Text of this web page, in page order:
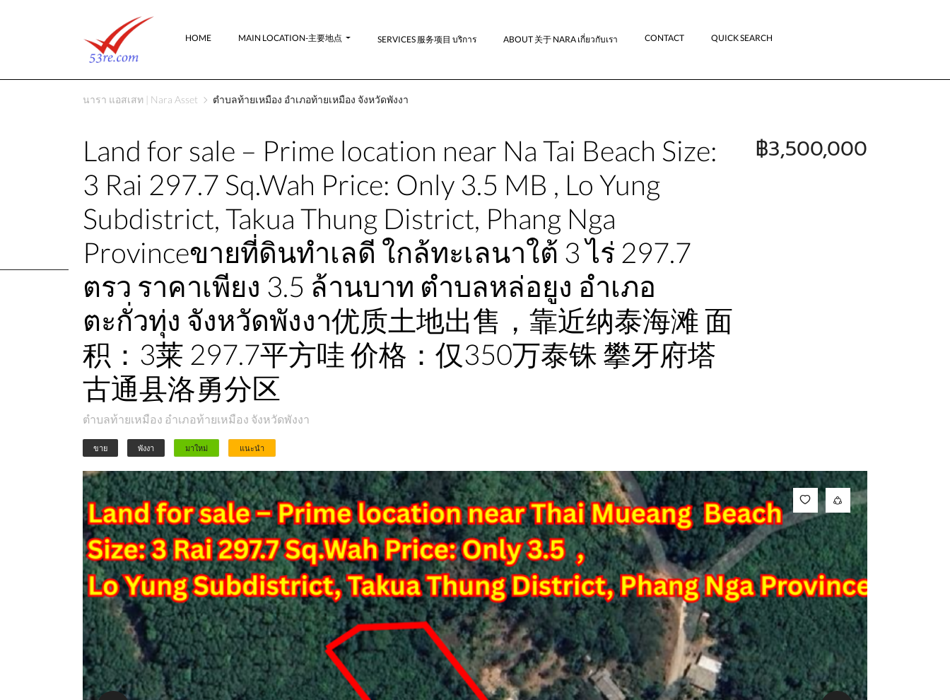
HOME MAIN LOCATION-主要地点 SERVICES 服务项目 บริการ ABOUT 关于 NARA เกี่ยวกับเรา CONTACT QUICK SEARCH
นารา แอสเสท | Nara Asset ตำบลท้ายเหมือง อำเภอท้ายเหมือง จังหวัดพังงา
Land for sale – Prime location near Na Tai Beach Size:
3 Rai 297.7 Sq.Wah Price: Only 3.5 MB , Lo Yung
Subdistrict, Takua Thung District, Phang Nga
Provinceขายที่ดินทำเลดี ใกล้ทะเลนาใต้ 3 ไร่ 297.7
ตรว ราคาเพียง 3.5 ล้านบาท ตำบลหล่อยูง อำเภอ
ตะกั่วทุ่ง จังหวัดพังงา优质土地出售，靠近纳泰海滩 面
积：3莱 297.7平方哇 价格：仅350万泰铢 攀牙府塔
古通县洛勇分区
ตำบลท้ายเหมือง อำเภอท้ายเหมือง จังหวัดพังงา
฿3,500,000
ขาย พังงา มาใหม่ แนะนำ